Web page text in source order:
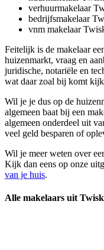
verhuurmakelaar
bedrijfsmakelaar
vnm makelaar
Feitelijk is de makelaar
huizenmarkt, vraag en
juridische, notariële en
wat daar zoal bij komt
Wil je je dus op de
algemeen baat bij een
algemeen onderdeel uit
veel geld besparen of
Wil je meer weten over
Kijk dan eens op onze
van je huis.
Alle makelaars uit Twisk